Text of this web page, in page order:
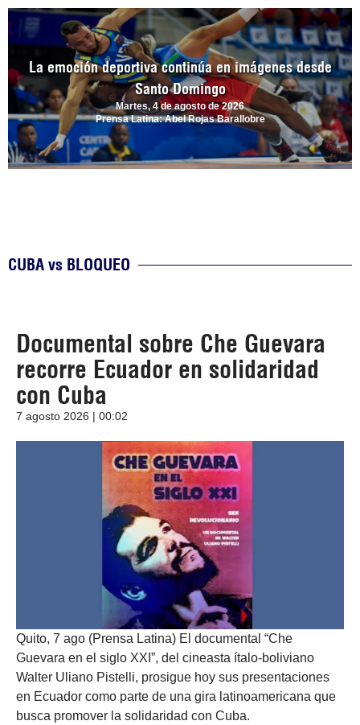
La emoción deportiva continúa en imágenes desde
Santo Domingo
Martes, 4 de agosto de 2026
Prensa Latina: Abel Rojas Barallobre
CUBA vs BLOQUEO
Documental sobre Che Guevara
recorre Ecuador en solidaridad
con Cuba
7 agosto 2026 | 00:02
Quito, 7 ago (Prensa Latina) El documental “Che
Guevara en el siglo XXI”, del cineasta ítalo-boliviano
Walter Uliano Pistelli, prosigue hoy sus presentaciones
en Ecuador como parte de una gira latinoamericana que
busca promover la solidaridad con Cuba.